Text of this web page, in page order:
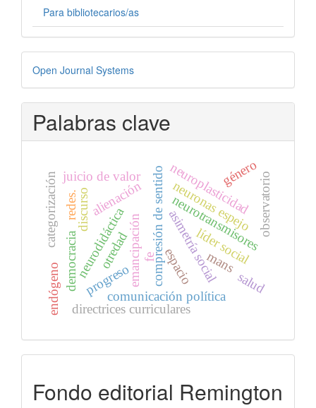
Para bibliotecarios/as
Desarrollado
por
Open Journal Systems
Palabras clave
compresión de sentido
comunicación política
asimetría social
neurodidáctica neurotransmisores
neuronas espejo
neuroplasticidad
alienación
emancipación
otredad
democracia progreso
juicio de valor
categorización discurso
líder social
espacio
endógeno directrices curriculares
fe mans
géneroobservatorio
redes.
salud
Fondo editorial Remington